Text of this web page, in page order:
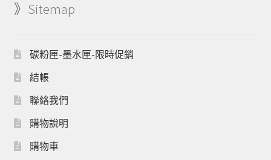
》Sitemap
碳粉匣-墨水匣-限時促銷
結帳
聯絡我們
購物說明
購物車